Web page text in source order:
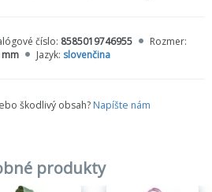
číslo: 8585019746955
Rozmer:
Jazyk: slovenčina
škodlivý obsah? Napíšte nám
produkty